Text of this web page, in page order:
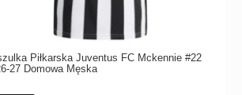
Piłkarska Juventus FC Mckennie #22
27 Domowa Męska